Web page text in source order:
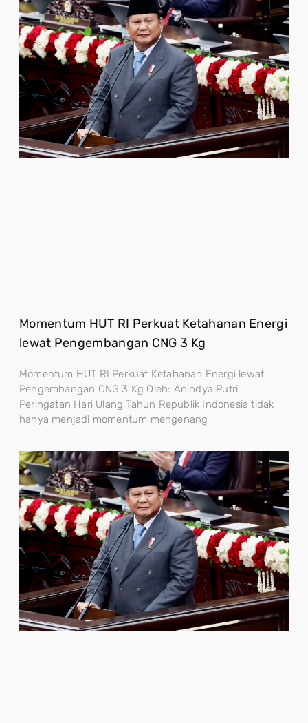
Momentum HUT RI Perkuat Ketahanan Energi
lewat Pengembangan CNG 3 Kg
Momentum HUT RI Perkuat Ketahanan Energi lewat
Pengembangan CNG 3 Kg Oleh: Anindya Putri
Peringatan Hari Ulang Tahun Republik Indonesia tidak
hanya menjadi momentum mengenang